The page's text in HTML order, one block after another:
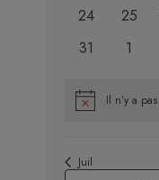
0
24
0
25
0
31
01
Notice Il n’y a
Juil